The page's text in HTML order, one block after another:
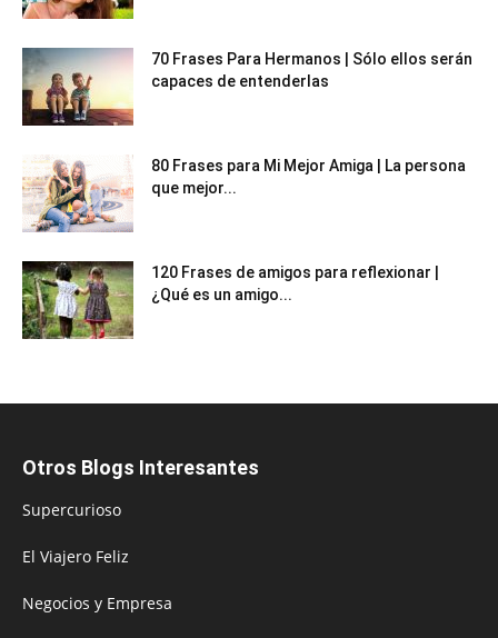
70 Frases Para Hermanos | Sólo ellos serán
capaces de entenderlas
80 Frases para Mi Mejor Amiga | La persona
que mejor...
120 Frases de amigos para reflexionar |
¿Qué es un amigo...
Otros Blogs Interesantes
Supercurioso
El Viajero Feliz
Negocios y Empresa